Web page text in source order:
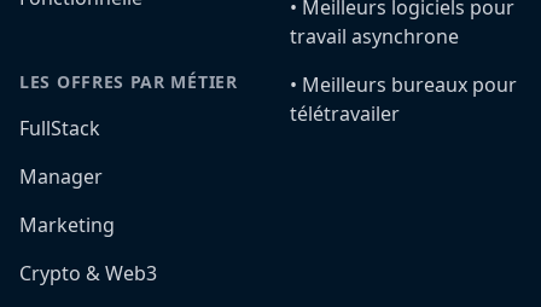
LES OFFRES PAR MÉTIER
FullStack
Manager
Marketing
Crypto & Web3
•️ Meilleurs logiciels pour
travail asynchrone
•️ Meilleurs bureaux pour
télétravailer